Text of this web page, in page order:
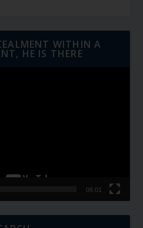
WITHIN A
HE IS THERE
06:01